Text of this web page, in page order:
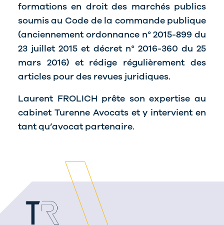
formations en droit des marchés publics
soumis au Code de la commande publique
(anciennement ordonnance n° 2015-899 du
23 juillet 2015 et décret n° 2016-360 du 25
mars 2016) et rédige régulièrement des
articles pour des revues juridiques.
Laurent FROLICH prête son expertise au
cabinet Turenne Avocats et y intervient en
tant qu’avocat partenaire.